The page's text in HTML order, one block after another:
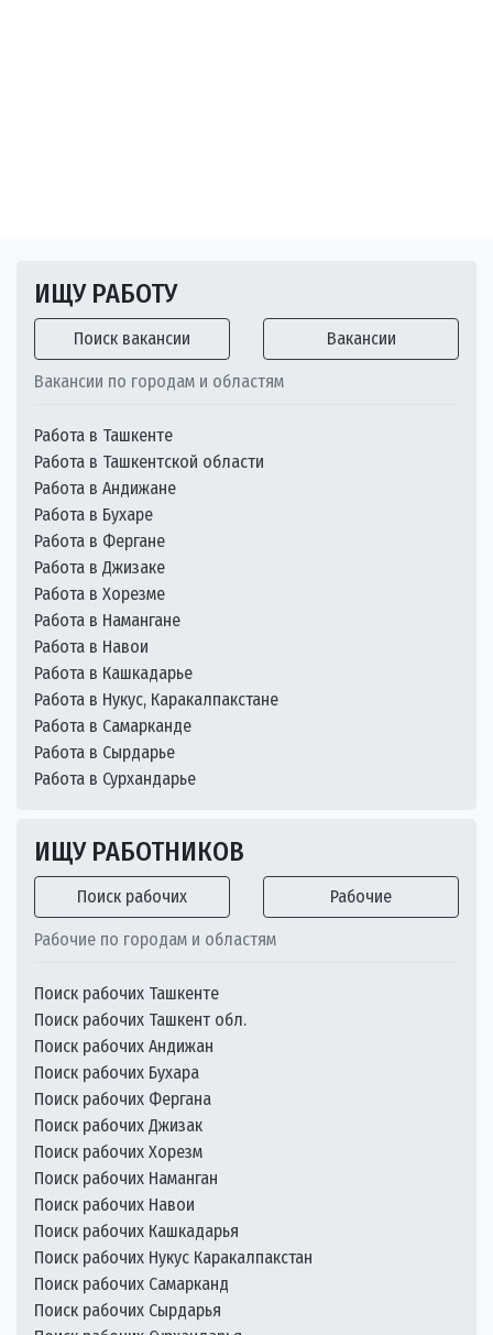
ИЩУ РАБОТУ
Поиск вакансии Вакансии
Вакансии по городам и областям
Работа в Ташкенте
Работа в Ташкентской области
Работа в Андижане
Работа в Бухаре
Работа в Фергане
Работа в Джизаке
Работа в Хорезме
Работа в Намангане
Работа в Навои
Работа в Кашкадарье
Работа в Нукус, Каракалпакстане
Работа в Самарканде
Работа в Сырдарье
Работа в Сурхандарье
ИЩУ РАБОТНИКОВ
Поиск рабочих Рабочие
Рабочие по городам и областям
Поиск рабочих Ташкенте
Поиск рабочих Ташкент обл.
Поиск рабочих Андижан
Поиск рабочих Бухара
Поиск рабочих Фергана
Поиск рабочих Джизак
Поиск рабочих Хорезм
Поиск рабочих Наманган
Поиск рабочих Навои
Поиск рабочих Кашкадарья
Поиск рабочих Нукус Каракалпакстан
Поиск рабочих Самарканд
Поиск рабочих Сырдарья